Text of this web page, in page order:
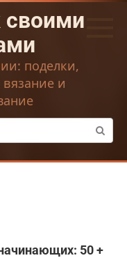
своими
поделки,
и
50 +